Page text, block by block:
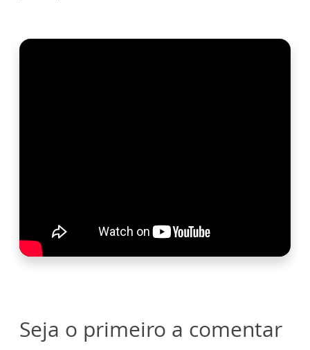
Seja o primeiro a comentar